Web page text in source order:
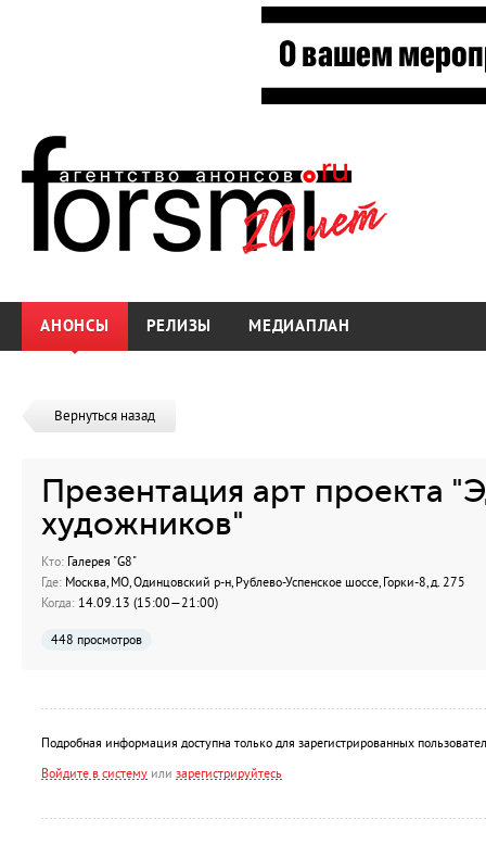
АНОНСЫ РЕЛИЗЫ МЕДИАПЛАН
Вернуться назад
Презентация арт проекта
художников"
Кто: Галерея "G8"
Где: Москва, МО, Одинцовский р-н, Рублево-Успенское шоссе, Горки-8, д. 275
Когда: 14.09.13 (15:00—21:00)
448 просмотров
Подробная информация доступна только для зарегистрированных
Войдите в систему или зарегистрируйтесь